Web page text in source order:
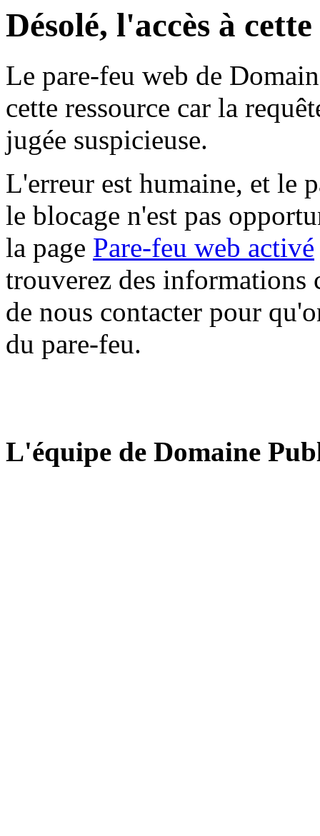
Désolé, l'accès à
Le pare-feu web de
cette ressource car la
jugée suspicieuse.
L'erreur est humaine, et le
le blocage n'est pas
la page Pare-feu web activé
trouverez des informations
de nous contacter pour
du pare-feu.
L'équipe de Domaine